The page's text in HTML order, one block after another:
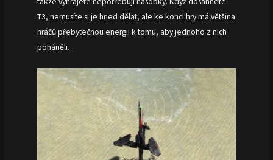
T3, nemusíte si je hned dělat, ale ke konci hry má většina
hráčů přebytečnou energii k tomu, aby jednoho z nich
poháněli.